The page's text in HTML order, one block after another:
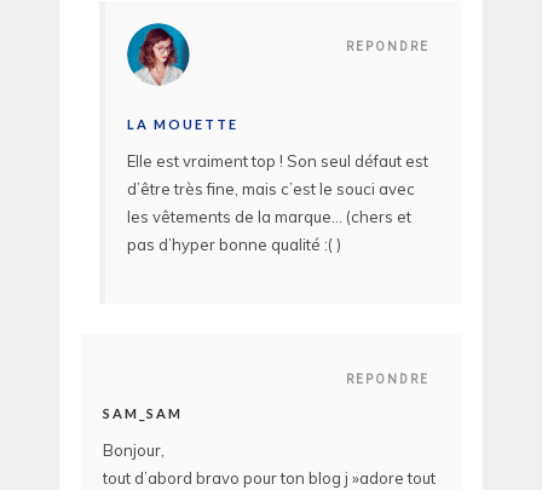
REPONDRE
LA MOUETTE
Elle est vraiment top ! Son seul défaut est
d’être très fine, mais c’est le souci avec
les vêtements de la marque… (chers et
pas d’hyper bonne qualité :( )
REPONDRE
SAM_SAM
Bonjour,
tout d’abord bravo pour ton blog j »adore tout